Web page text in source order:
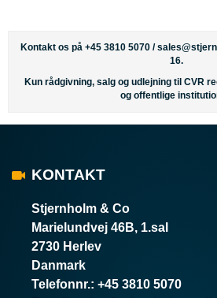
Kontakt os på +45 3810 5070 /
16.
Kun rådgivning, salg og udlejning til CVR
og offentlige
KONTAKT
Stjernholm & Co
Marielundvej 46B, 1.sal
2730 Herlev
Danmark
Telefonnr.: +45 3810 5070